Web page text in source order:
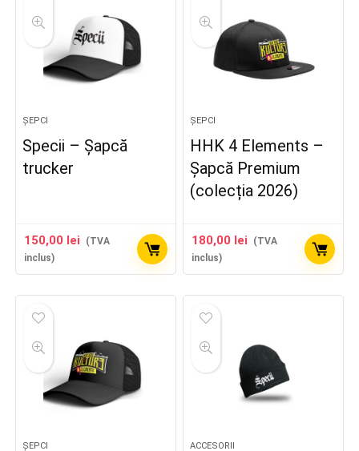
ȘEPCI
Specii – Șapcă
trucker
150,00 lei
(TVA
inclus)
ȘEPCI
HHK 4 Elements –
Șapcă Premium
(colecția 2026)
180,00 lei
(TVA
inclus)
ȘEPCI ACCESORII